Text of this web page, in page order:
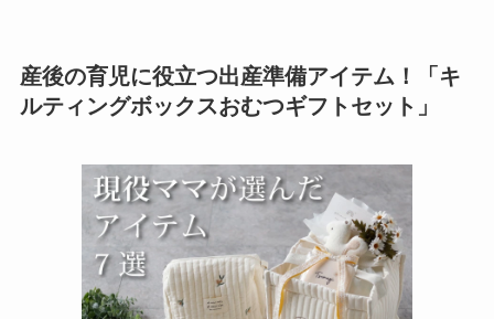
産後の育児に役立つ出産準備アイテム！「キ
ルティングボックスおむつギフトセット」